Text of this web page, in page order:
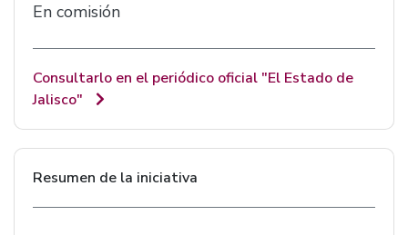
En comisión
Consultarlo en el periódico oficial "El Estado de
Jalisco"
Resumen de la iniciativa